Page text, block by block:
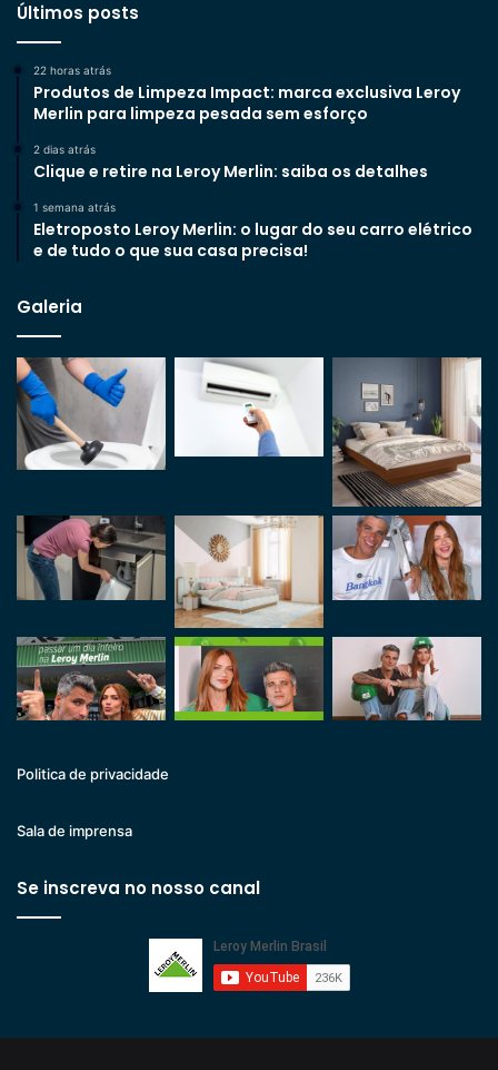
Últimos posts
22 horas atrás
Produtos de Limpeza Impact: marca exclusiva Leroy
Merlin para limpeza pesada sem esforço
2 dias atrás
Clique e retire na Leroy Merlin: saiba os detalhes
1 semana atrás
Eletroposto Leroy Merlin: o lugar do seu carro elétrico
e de tudo o que sua casa precisa!
Galeria
Politica de privacidade
Sala de imprensa
Se inscreva no nosso canal